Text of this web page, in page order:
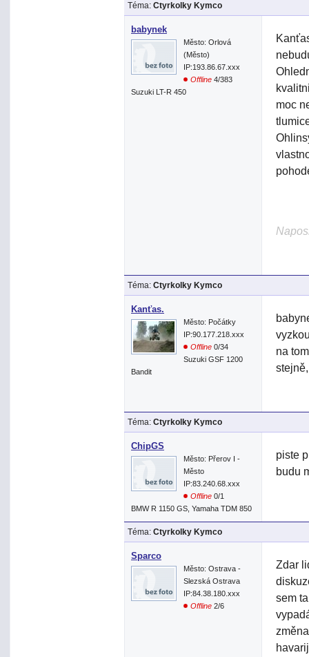
Téma: Ctyrkolky Kymco
babynek
Město: Orlová
(Město)
IP:193.86.67.xxx
Offline 4/383
Suzuki LT-R 450
moc
Téma: Ctyrkolky Kymco
Kanťas.
Město: Počátky
IP:90.177.218.xxx
Offline 0/34
Suzuki GSF 1200
Bandit
na
Téma: Ctyrkolky Kymco
ChipGS
Město: Přerov I -
Město
IP:83.240.68.xxx
Offline 0/1
BMW R 1150 GS, Yamaha TDM 850
piste
budu
Téma: Ctyrkolky Kymco
Sparco
Město: Ostrava -
Slezská Ostrava
IP:84.38.180.xxx
Offline 2/6
Zdar
sem